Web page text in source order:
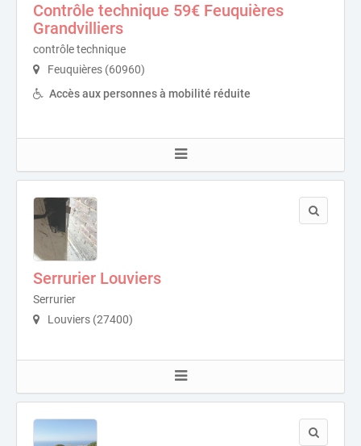
Contrôle technique 59€ Feuquières
Grandvilliers
contrôle technique
Feuquières (60960)
Accès aux personnes à mobilité réduite
Serrurier Louviers
Serrurier
Louviers (27400)